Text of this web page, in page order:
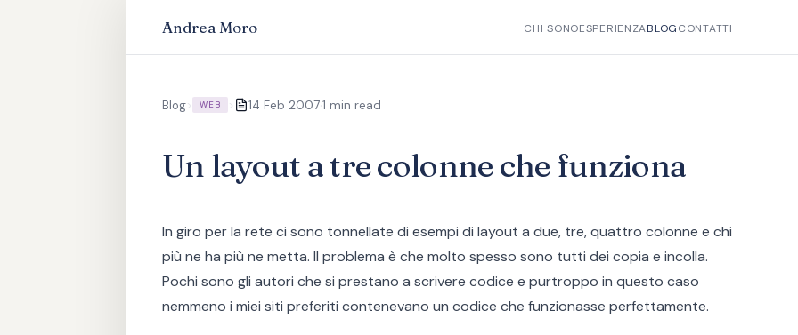
Andrea Moro CHI SONOESPERIENZABLOGCONTATTI
Blog> WEB > 14 Feb 2007·1 min read
Un layout a tre colonne che funziona
In giro per la rete ci sono tonnellate di esempi di layout a due, tre, quattro colonne e chi
più ne ha più ne metta. Il problema è che molto spesso sono tutti dei copia e incolla.
Pochi sono gli autori che si prestano a scrivere codice e purtroppo in questo caso
nemmeno i miei siti preferiti contenevano un codice che funzionasse perfettamente.